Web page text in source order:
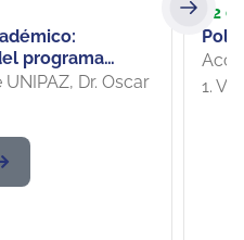
programa
por ampliación
acciones
Dr. Oscar
22
1.